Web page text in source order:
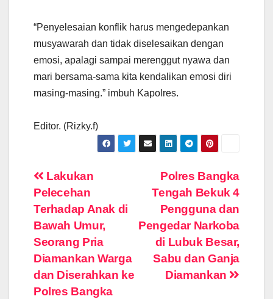
“Penyelesaian konflik harus mengedepankan
musyawarah dan tidak diselesaikan dengan
emosi, apalagi sampai merenggut nyawa dan
mari bersama-sama kita kendalikan emosi diri
masing-masing.” imbuh Kapolres.
Editor. (Rizky.f)
Navigasi
pos
Polres Bangka
Tengah Bekuk 4
Pengguna dan
Pengedar Narkoba
di Lubuk Besar,
Sabu dan Ganja
Diamankan
Lakukan
Pelecehan
Terhadap Anak di
Bawah Umur,
Seorang Pria
Diamankan Warga
dan Diserahkan ke
Polres Bangka